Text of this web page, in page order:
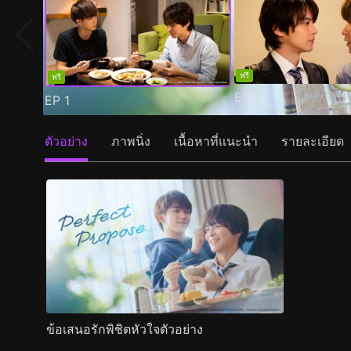
ฟรี
EP 1
ฟรี
EP
ตัวอย่าง ภาพนิ่ง เนื้อหาที่แนะนำ รายละเอียด
ข้อเสนอรักพิชิตหัวใจตัวอย่าง